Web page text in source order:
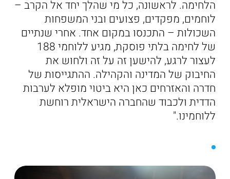
הלחימה. לראשונה, כל מי שהלך יחד אל הקרב –
לוחמים, מפקדים, פצועים ובני המשפחות
השכולות – התכנסו במקום אחד. אחרי שנתיים
של לחימה בלתי פוסקת, מגיע ללוחמי 188
לעצור לרגע, להישען זה על זה ולחוש את
החיבוק של המדינה והקהילה. ההתגייסות של
חדרה והאזרחים כאן היא ביטוי מופלא לערבות
הדדית ולכבוד שהחברה הישראלית רוחשת
ללוחמינו."